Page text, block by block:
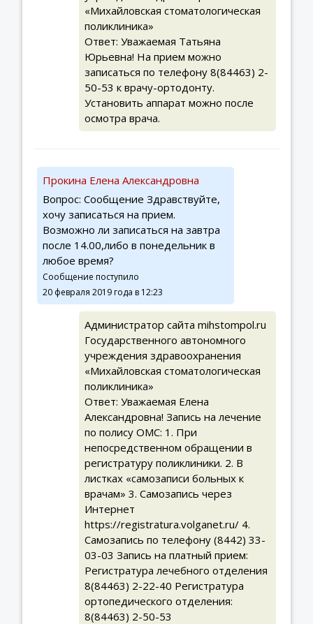
«Михайловская стоматологическая
поликлиника»
Ответ: Уважаемая Татьяна
Юрьевна! На прием можно
записаться по телефону 8(84463) 2-
50-53 к врачу-ортодонту.
Установить аппарат можно после
осмотра врача.
Прокина Елена Александровна
Вопрос: Сообщение Здравствуйте,
хочу записаться на прием.
Возможно ли записаться на завтра
после 14.00,либо в понедельник в
любое время?
Сообщение поступило
20 февраля 2019 года в 12:23
Администратор сайта mihstompol.ru
Государственного автономного
учреждения здравоохранения
«Михайловская стоматологическая
поликлиника»
Ответ: Уважаемая Елена
Александровна! Запись на лечение
по полису ОМС: 1. При
непосредственном обращении в
регистратуру поликлиники. 2. В
листках «самозаписи больных к
врачам» 3. Самозапись через
Интернет
https://registratura.volganet.ru/ 4.
Самозапись по телефону (8442) 33-
03-03 Запись на платный прием:
Регистратура лечебного отделения
8(84463) 2-22-40 Регистратура
ортопедического отделения:
8(84463) 2-50-53